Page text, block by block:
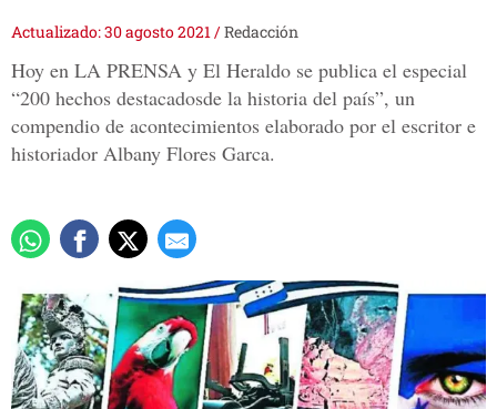
Actualizado: 30 agosto 2021/Redacción
Hoy en LA PRENSA y El Heraldo se publica el especial
“200 hechos destacadosde la historia del país”, un
compendio de acontecimientos elaborado por el escritor e
historiador Albany Flores Garca.